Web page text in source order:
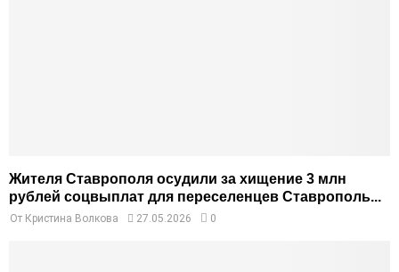
Жителя Ставрополя осудили за хищение 3 млн
рублей соцвыплат для переселенцев Ставрополь...
От Кристина Волкова 27.05.2026 0